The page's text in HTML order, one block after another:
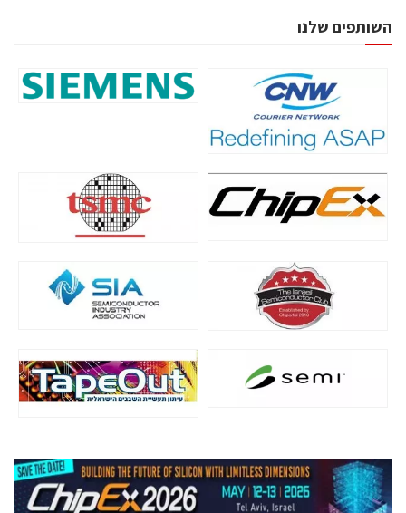
השותפים שלנו